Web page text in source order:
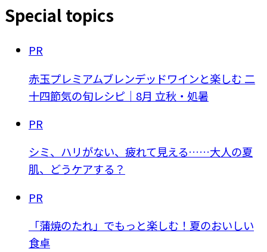
Special topics
PR
赤玉プレミアムブレンデッドワインと楽しむ 二
十四節気の旬レシピ｜8月 立秋・処暑
PR
シミ、ハリがない、疲れて見える……大人の夏
肌、どうケアする？
PR
「蒲焼のたれ」でもっと楽しむ！夏のおいしい
食卓